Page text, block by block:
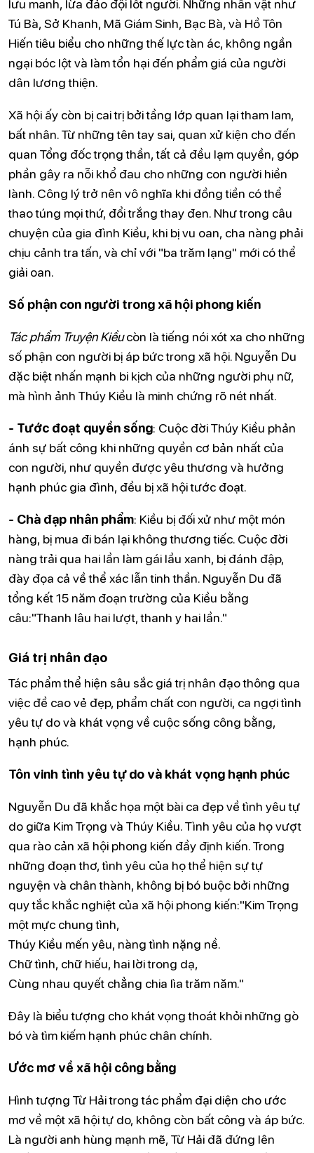
lưu manh, lừa đảo đội lốt người. Những nhân vật như
Tú Bà, Sở Khanh, Mã Giám Sinh, Bạc Bà, và Hồ Tôn
Hiến tiêu biểu cho những thế lực tàn ác, không ngần
ngại bóc lột và làm tổn hại đến phẩm giá của người
dân lương thiện.
Xã hội ấy còn bị cai trị bởi tầng lớp quan lại tham lam,
bất nhân. Từ những tên tay sai, quan xử kiện cho đến
quan Tổng đốc trọng thần, tất cả đều lạm quyền, góp
phần gây ra nỗi khổ đau cho những con người hiền
lành. Công lý trở nên vô nghĩa khi đồng tiền có thể
thao túng mọi thứ, đổi trắng thay đen. Như trong câu
chuyện của gia đình Kiều, khi bị vu oan, cha nàng phải
chịu cảnh tra tấn, và chỉ với "ba trăm lạng" mới có thể
giải oan.
Số phận con người trong xã hội phong kiến
Tác phẩm Truyện Kiềucòn là tiếng nói xót xa cho những
số phận con người bị áp bức trong xã hội. Nguyễn Du
đặc biệt nhấn mạnh bi kịch của những người phụ nữ,
mà hình ảnh Thúy Kiều là minh chứng rõ nét nhất.
- Tước đoạt quyền sống: Cuộc đời Thúy Kiều phản
ánh sự bất công khi những quyền cơ bản nhất của
con người, như quyền được yêu thương và hưởng
hạnh phúc gia đình, đều bị xã hội tước đoạt.
- Chà đạp nhân phẩm: Kiều bị đối xử như một món
hàng, bị mua đi bán lại không thương tiếc. Cuộc đời
nàng trải qua hai lần làm gái lầu xanh, bị đánh đập,
đày đọa cả về thể xác lẫn tinh thần. Nguyễn Du đã
tổng kết 15 năm đoạn trường của Kiều bằng
câu:"Thanh lâu hai lượt, thanh y hai lần."
Giá trị nhân đạo
Tác phẩm thể hiện sâu sắc giá trị nhân đạo thông qua
việc đề cao vẻ đẹp, phẩm chất con người, ca ngợi tình
yêu tự do và khát vọng về cuộc sống công bằng,
hạnh phúc.
Tôn vinh tình yêu tự do và khát vọng hạnh phúc
Nguyễn Du đã khắc họa một bài ca đẹp về tình yêu tự
do giữa Kim Trọng và Thúy Kiều. Tình yêu của họ vượt
qua rào cản xã hội phong kiến đầy định kiến. Trong
những đoạn thơ, tình yêu của họ thể hiện sự tự
nguyện và chân thành, không bị bó buộc bởi những
quy tắc khắc nghiệt của xã hội phong kiến:"Kim Trọng
một mực chung tình,
Thúy Kiều mến yêu, nàng tình nặng nề.
Chữ tình, chữ hiếu, hai lời trong dạ,
Cùng nhau quyết chẳng chia lìa trăm năm."
Đây là biểu tượng cho khát vọng thoát khỏi những gò
bó và tìm kiếm hạnh phúc chân chính.
Ước mơ về xã hội công bằng
Hình tượng Từ Hải trong tác phẩm đại diện cho ước
mơ về một xã hội tự do, không còn bất công và áp bức.
Là người anh hùng mạnh mẽ, Từ Hải đã đứng lên